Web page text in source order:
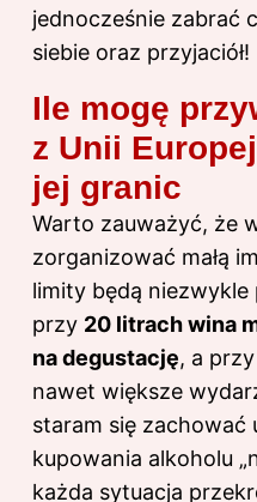
jednocześnie zabrać
siebie oraz przyjaciół!
Ile mogę
z Unii
jej granic
Warto zauważyć, że
zorganizować małą
limity będą niezwykle
przy 20 litrach wina
na degustację, a
nawet większe
staram się zachować
kupowania alkoholu
każda sytuacja